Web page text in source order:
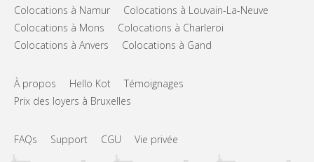
Colocations à Namur
Colocations à Louvain-La-Neuve
Colocations à Mons
Colocations à Charleroi
Colocations à Anvers
Colocations à Gand
À propos Hello Kot
Témoignages
Prix des loyers à Bruxelles
FAQs Support CGU Vie privée